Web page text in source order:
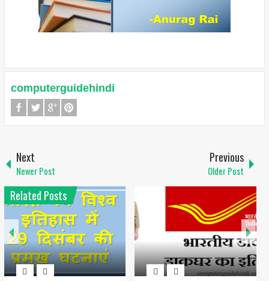
computerguidehindi
Next
Newer Post
Previous
Older Post
Related Posts